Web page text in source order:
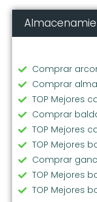
Comprar
Comprar
TOP Mejores
Comprar
TOP Mejores
TOP Mejores
Comprar
TOP Mejores
TOP Mejores